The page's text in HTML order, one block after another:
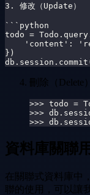
3. 修改（Update）
```python
todo =
'content':
})
刪除（Delete）
>>> todo =
>>>
>>>
資料庫關聯
在關聯式資料庫中
聯的使用，可以讓